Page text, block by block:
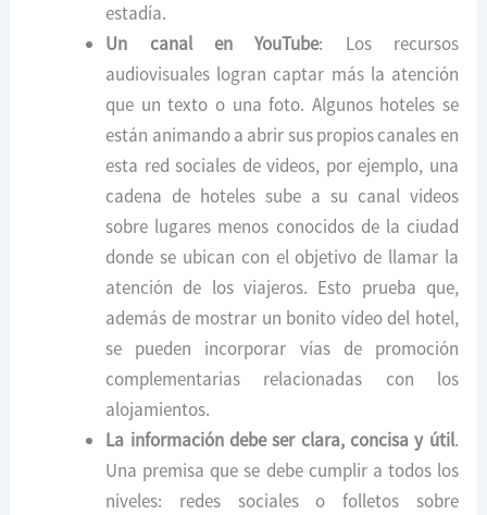
estadía.
Un canal en YouTube: Los recursos
audiovisuales logran captar más la atención
que un texto o una foto. Algunos hoteles se
están animando a abrir sus propios canales en
esta red sociales de videos, por ejemplo, una
cadena de hoteles sube a su canal videos
sobre lugares menos conocidos de la ciudad
donde se ubican con el objetivo de llamar la
atención de los viajeros. Esto prueba que,
además de mostrar un bonito vídeo del hotel,
se pueden incorporar vías de promoción
complementarias relacionadas con los
alojamientos.
La información debe ser clara, concisa y útil.
Una premisa que se debe cumplir a todos los
niveles: redes sociales o folletos sobre